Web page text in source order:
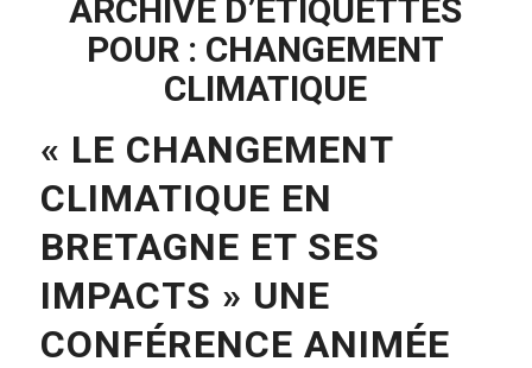
ARCHIVE D’ÉTIQUETTES
POUR : CHANGEMENT
CLIMATIQUE
« LE CHANGEMENT
CLIMATIQUE EN
BRETAGNE ET SES
IMPACTS » UNE
CONFÉRENCE ANIMÉE